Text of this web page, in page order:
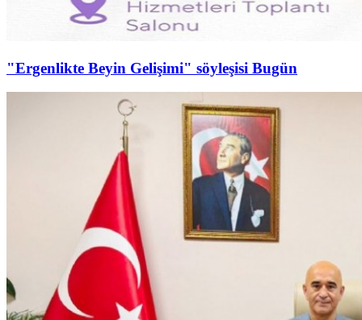
"Ergenlikte Beyin Gelişimi" söyleşisi Bugün